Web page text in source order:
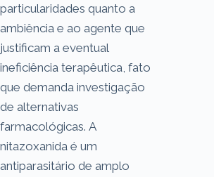
particularidades quanto a
ambiência e ao agente que
justificam a eventual
ineficiência terapêutica, fato
que demanda investigação
de alternativas
farmacológicas. A
nitazoxanida é um
antiparasitário de amplo